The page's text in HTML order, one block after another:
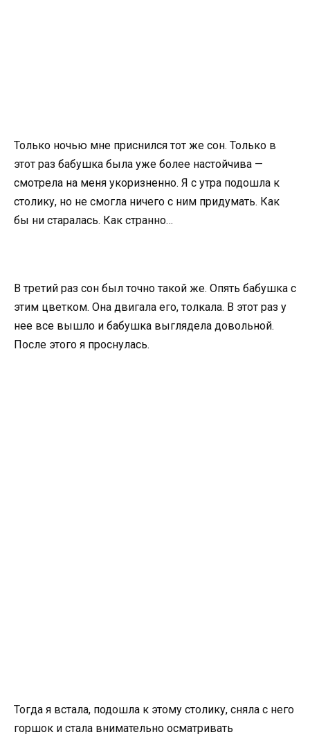
Только ночью мне приснился тот же сон. Только в
этот раз бабушка была уже более настойчива —
смотрела на меня укоризненно. Я с утра подошла к
столику, но не смогла ничего с ним придумать. Как
бы ни старалась. Как странно…
В третий раз сон был точно такой же. Опять бабушка с
этим цветком. Она двигала его, толкала. В этот раз у
нее все вышло и бабушка выглядела довольной.
После этого я проснулась.
Тогда я встала, подошла к этому столику, сняла с него
горшок и стала внимательно осматривать